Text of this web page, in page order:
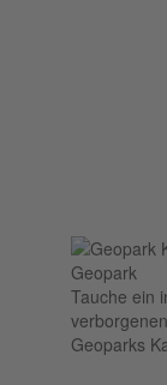
Tauche ein
Geoparks